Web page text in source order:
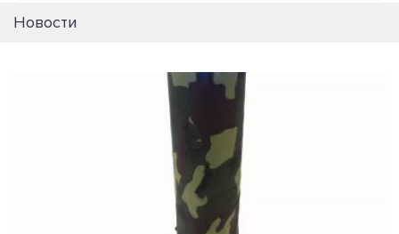
Новости